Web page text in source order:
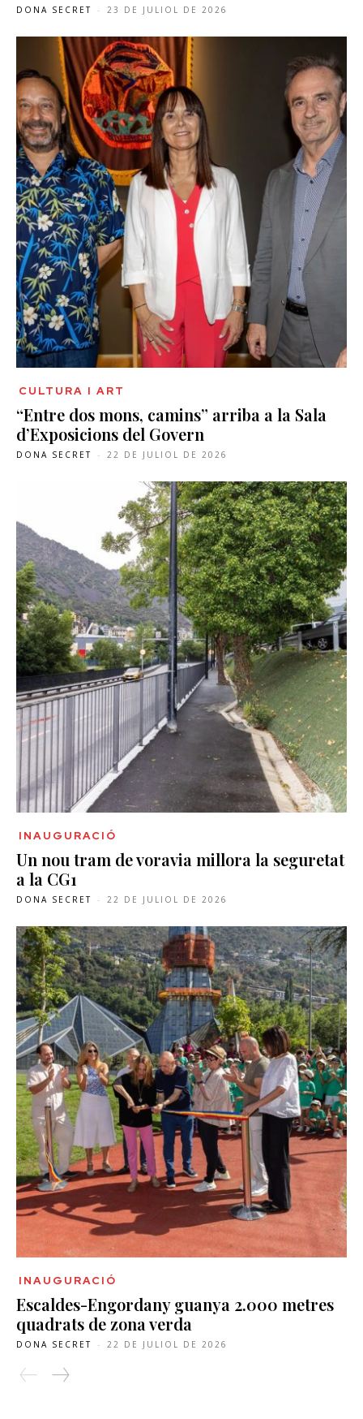
DONA SECRET - 23 DE JULIOL DE 2026
CULTURA I ART
“Entre dos mons, camins” arriba a la Sala
d’Exposicions del Govern
DONA SECRET - 22 DE JULIOL DE 2026
INAUGURACIÓ
Un nou tram de voravia millora la seguretat
a la CG1
DONA SECRET - 22 DE JULIOL DE 2026
INAUGURACIÓ
Escaldes-Engordany guanya 2.000 metres
quadrats de zona verda
DONA SECRET - 22 DE JULIOL DE 2026